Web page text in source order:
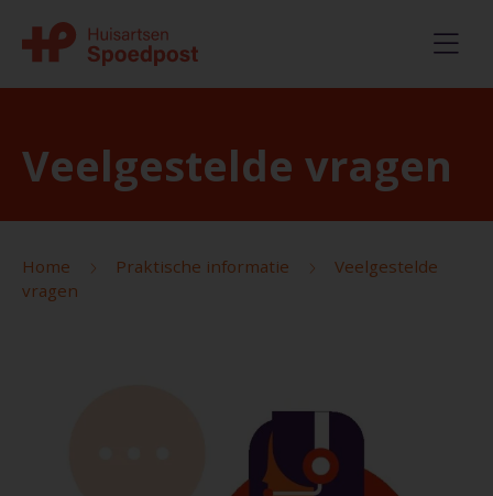
Veelgestelde vragen
Home Praktische informatie
Veelgestelde
vragen